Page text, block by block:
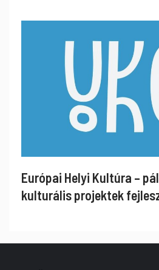
Európai Helyi Kultúra –
kulturális projektek